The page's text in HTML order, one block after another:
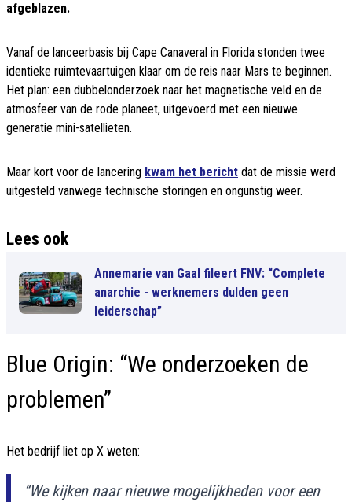
afgeblazen.
Vanaf de lanceerbasis bij Cape Canaveral in Florida stonden twee
identieke ruimtevaartuigen klaar om de reis naar Mars te beginnen.
Het plan: een dubbelonderzoek naar het magnetische veld en de
atmosfeer van de rode planeet, uitgevoerd met een nieuwe
generatie mini-satellieten.
Maar kort voor de lancering kwam het bericht dat de missie werd
uitgesteld vanwege technische storingen en ongunstig weer.
Lees ook
Annemarie van Gaal fileert FNV: “Complete
anarchie - werknemers dulden geen
leiderschap”
Blue Origin: “We onderzoeken de
problemen”
Het bedrijf liet op X weten:
“We kijken naar nieuwe mogelijkheden voor een